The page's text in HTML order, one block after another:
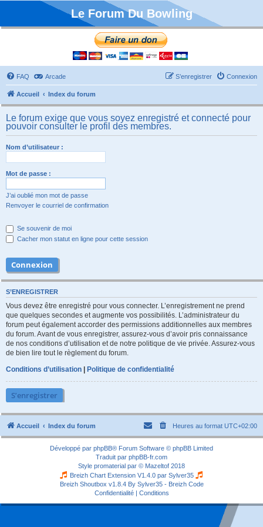
Le Forum Du Bowling
FAQ Arcade Connexion
S’enregistrer
Accueil Index du forum
Le forum exige que vous soyez enregistré et connecté pour
pouvoir consulter le profil des membres.
Nom d’utilisateur :
Mot de passe :
J’ai oublié mon mot de passe
Renvoyer le courriel de confirmation
Se souvenir de moi
Cacher mon statut en ligne pour cette session
S’ENREGISTRER
Vous devez être enregistré pour vous connecter. L’enregistrement ne prend
que quelques secondes et augmente vos possibilités. L’administrateur du
forum peut également accorder des permissions additionnelles aux membres
du forum. Avant de vous enregistrer, assurez-vous d’avoir pris connaissance
de nos conditions d’utilisation et de notre politique de vie privée. Assurez-vous
de bien lire tout le règlement du forum.
Conditions d’utilisation | Politique de confidentialité
S’enregistrer
Accueil Index du forum Heures au format UTC+02:00
Développé par phpBB® Forum Software © phpBB Limited
Traduit par phpBB-fr.com
Style promaterial par © Mazeltof 2018
Breizh Chart Extension V1.4.0 par Sylver35
Breizh Shoutbox v1.8.4 By Sylver35 - Breizh Code
Confidentialité| Conditions